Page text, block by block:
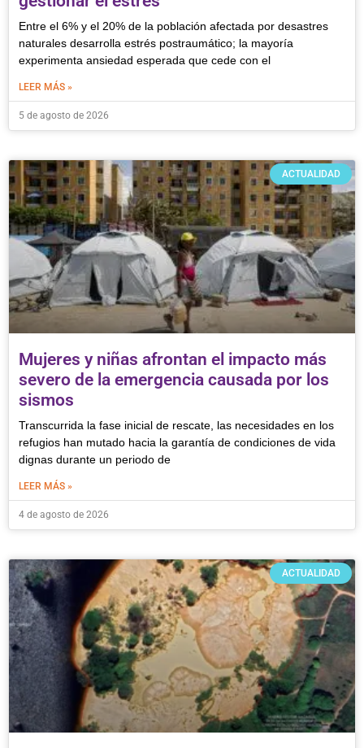
Entre el 6% y el 20% de la población afectada por desastres
naturales desarrolla estrés postraumático; la mayoría
experimenta ansiedad esperada que cede con el
LEER MÁS »
5 de agosto de 2026
ACTUALIDAD
Mujeres y niñas afrontan el impacto más
severo de la emergencia causada por los
sismos
Transcurrida la fase inicial de rescate, las necesidades en los
refugios han mutado hacia la garantía de condiciones de vida
dignas durante un periodo de
LEER MÁS »
4 de agosto de 2026
ACTUALIDAD